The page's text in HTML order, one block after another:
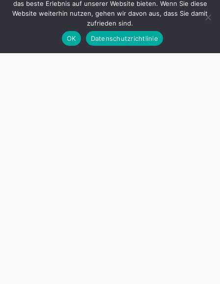
das beste Erlebnis auf unserer Website bieten. Wenn Sie diese
Website weiterhin nutzen, gehen wir davon aus, dass Sie damit
zufrieden sind.
OK
Datenschutzrichtlinie